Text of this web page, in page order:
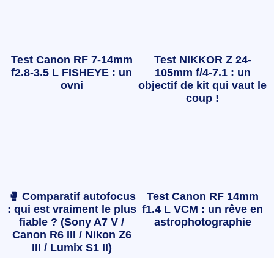
Test Canon RF 7-14mm
f2.8-3.5 L FISHEYE : un
ovni
Test NIKKOR Z 24-
105mm f/4-7.1 : un
objectif de kit qui vaut le
coup !
🥊 Comparatif autofocus
: qui est vraiment le plus
fiable ? (Sony A7 V /
Canon R6 III / Nikon Z6
III / Lumix S1 II)
Test Canon RF 14mm
f1.4 L VCM : un rêve en
astrophotographie